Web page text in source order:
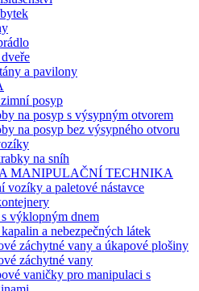
a pavilony
posyp
na posyp s výsypným otvorem
na posyp bez výsypného otvoru
na sníh
MANIPULAČNÍ TECHNIKA
vozíky a paletové nástavce
výklopným dnem
a nebezpečných látek
záchytné vany a úkapové plošiny
záchytné vany
vaničky pro manipulaci s